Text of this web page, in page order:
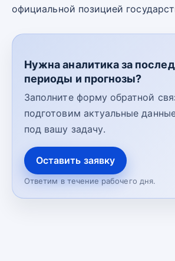
официальной позицией
Нужна аналитика за
периоды и прогнозы?
Заполните форму обратной
подготовим актуальные
под вашу задачу.
Оставить заявку
Ответим в течение рабочего дня.